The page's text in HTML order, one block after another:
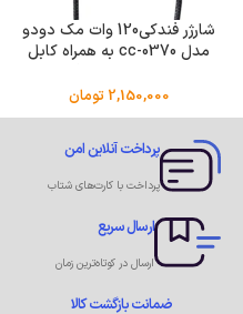
شارژر فندکی120 وات مک دودو
مدل cc-0370 به همراه کابل
2,150,000 تومان
پرداخت آنلاین امن
پرداخت با کارت‌های شتاب
ارسال سریع
ارسال در کوتاه‌ترین زمان
ضمانت بازگشت کالا